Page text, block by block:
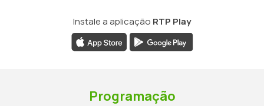
Instale a aplicação RTP Play
Programação